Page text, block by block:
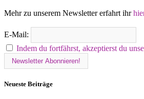
Mehr zu unserem Newsletter erfahrt ihr
E-Mail:
Indem du fortfährst, akzeptierst du
Neueste Beiträge